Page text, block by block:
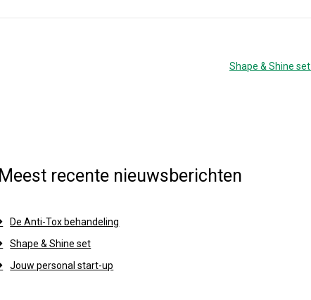
Shape & Shine set
Meest recente nieuwsberichten
De Anti-Tox behandeling
Shape & Shine set
Jouw personal start-up